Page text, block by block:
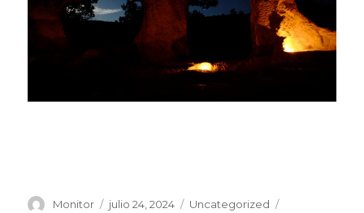
Autor
Monitor
Publicado
julio 24, 2024 Categorías
Uncategorized